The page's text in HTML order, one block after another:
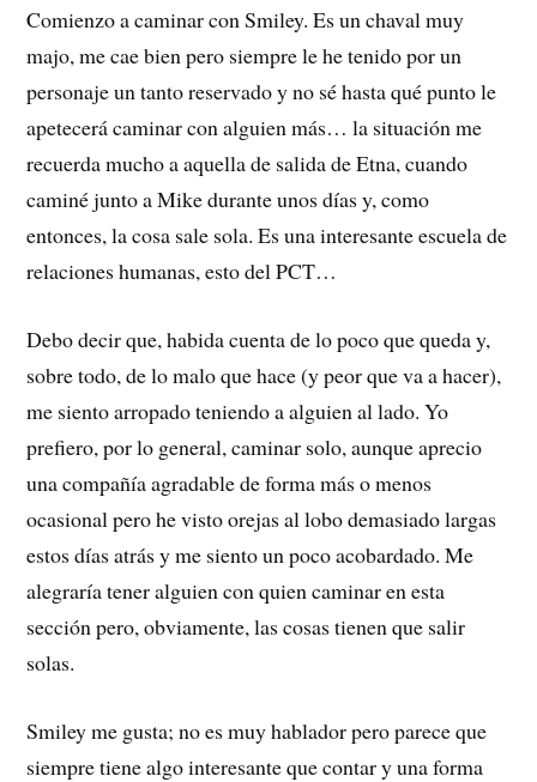
Comienzo a caminar con Smiley. Es un chaval muy
majo, me cae bien pero siempre le he tenido por un
personaje un tanto reservado y no sé hasta qué punto le
apetecerá caminar con alguien más… la situación me
recuerda mucho a aquella de salida de Etna, cuando
caminé junto a Mike durante unos días y, como
entonces, la cosa sale sola. Es una interesante escuela de
relaciones humanas, esto del PCT…
Debo decir que, habida cuenta de lo poco que queda y,
sobre todo, de lo malo que hace (y peor que va a hacer),
me siento arropado teniendo a alguien al lado. Yo
prefiero, por lo general, caminar solo, aunque aprecio
una compañía agradable de forma más o menos
ocasional pero he visto orejas al lobo demasiado largas
estos días atrás y me siento un poco acobardado. Me
alegraría tener alguien con quien caminar en esta
sección pero, obviamente, las cosas tienen que salir
solas.
Smiley me gusta; no es muy hablador pero parece que
siempre tiene algo interesante que contar y una forma